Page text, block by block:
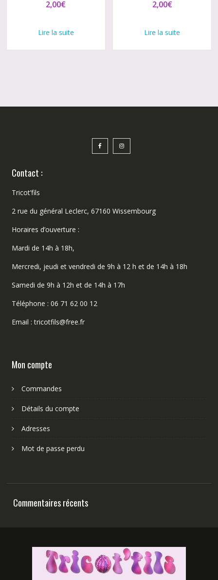
2,00€
Lire la suite
2,00€
Lire la suite
Contact :
Tricot’fils
2 rue du général Leclerc, 67160 Wissembourg
Horaires d’ouverture :
Mardi de 14h à 18h,
Mercredi, jeudi et vendredi de 9h à 12 h et de 14h à 18h
Samedi de 9h à 12h et de 14h à 17h
Téléphone : 06 71 62 00 12
Email : tricotfils@free.fr
Mon compte
Commandes
Détails du compte
Adresses
Mot de passe perdu
Commentaires récents